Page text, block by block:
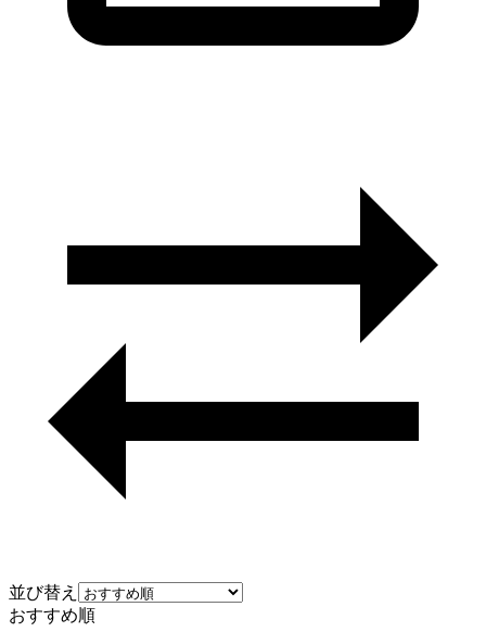
並び替え
おすすめ順